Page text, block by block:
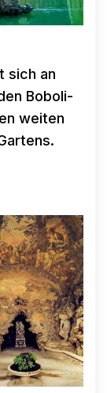
sich an
Boboli-
weiten